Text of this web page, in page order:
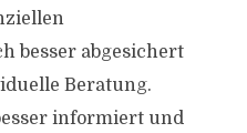
besser abgesichert
Beratung.
informiert und